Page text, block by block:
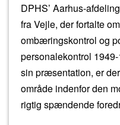
c
e
b
o
o
k
DPHS’ Aarhus-
fra Vejle, der fortalte
ombæringskontrol og
personalekontrol
sin præsentation, er
område indenfor den
rigtig spændende